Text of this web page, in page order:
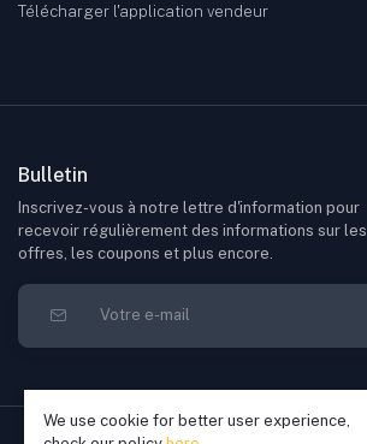
Télécharger l'application vendeur
Bulletin
Inscrivez-vous à notre lettre d'information pour
recevoir régulièrement des informations sur les
offres, les coupons et plus encore.
We use cookie for better user experience,